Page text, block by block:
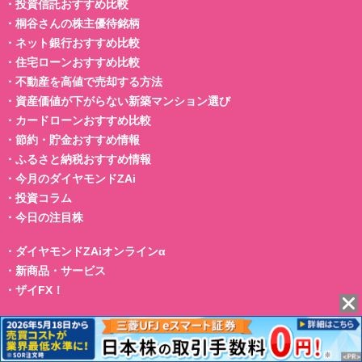
・ 投資信託おすすめ比較
・ 桐谷さんの株主優待銘柄
・ ネット銀行おすすめ比較
・ 住宅ローンおすすめ比較
・ 不動産を高値で売却する方法
・ 資産価値が下がらない新築マンション選び
・ カードローンおすすめ比較
・ 節約・貯金おすすめ情報
・ ふるさと納税おすすめ情報
・ 今月のダイヤモンドZAi
・ 投資コラム
・ 今日の注目株
・ ダイヤモンドZAiオンラインα
・ 新商品・サービス
・ ザイFX！